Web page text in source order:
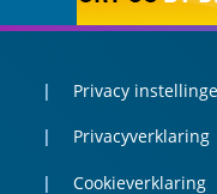
Privacy
Privacyverklaring
Cookieverklaring